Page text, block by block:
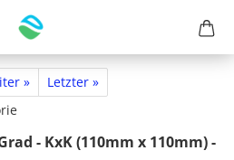
»
Letzter »
- KxK (110mm x 110mm) -